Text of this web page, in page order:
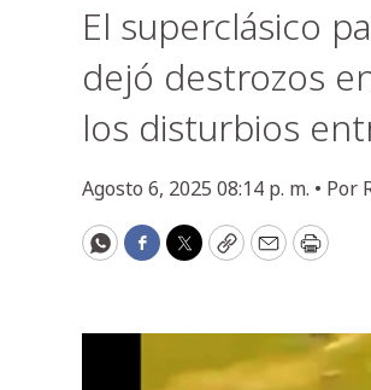
El superclásico
dejó destrozos
los disturbios
Agosto 6, 2025 08:14 p. m. • Por
WhatsApp
Facebook
Twitter
CopyEmailPrint